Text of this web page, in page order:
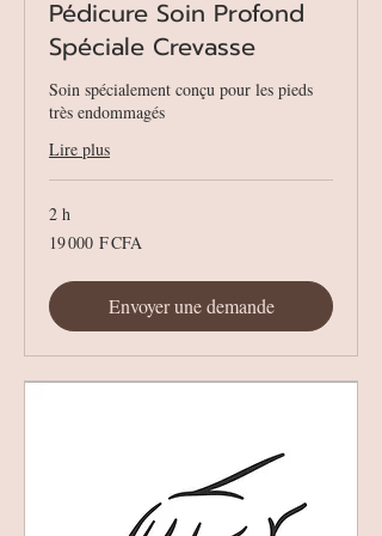
Pédicure Soin Profond
Spéciale Crevasse
Soin spécialement conçu pour les pieds
très endommagés
Lire plus
2 h
19 000
francs
19 000 F CFA
Envoyer une demande